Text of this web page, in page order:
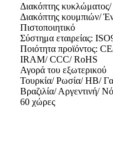
Διακόπτης
Διακόπτης κουμπιών/
Πιστοποιητικό
Σύστημα εταιρείας:
Ποιότητα προϊόντος:
IRAM/ CCC/ RoHS
Αγορά του εξωτερικού
Τουρκία/ Ρωσία/ ΗΒ/
Βραζιλία/ Αργεντινή/
60 χώρες